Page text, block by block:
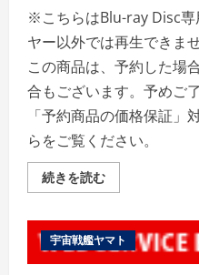
イ
デ
ィ
ス
ク）
詳
細
を
覧
だ
さ
い
※こちらはBlu-ray Disc専
ヤー以外では再生できま
この商品は、予約した場
合もございます。予めご
「予約商品の価格保証」
らをご覧ください。
続きを読むEMOTION
BIG
宇
宙
戦
艦
宇宙戦艦ヤマト